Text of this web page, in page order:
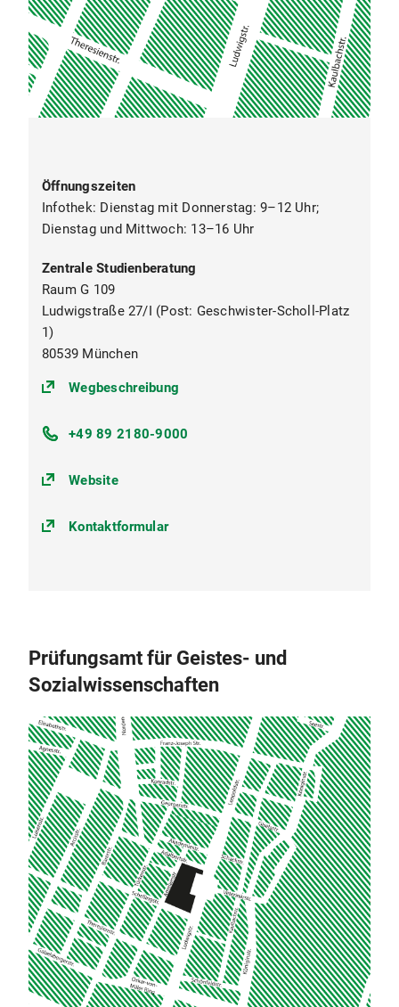
Öffnungszeiten
Infothek: Dienstag mit Donnerstag: 9–12 Uhr;
Dienstag und Mittwoch: 13–16 Uhr
Zentrale Studienberatung
Raum G 109
Ludwigstraße 27/I (Post: Geschwister-Scholl-Platz
1)
80539 München
Wegbeschreibung
+49 89 2180-9000
Website
Kontaktformular
Prüfungsamt für Geistes- und
Sozialwissenschaften